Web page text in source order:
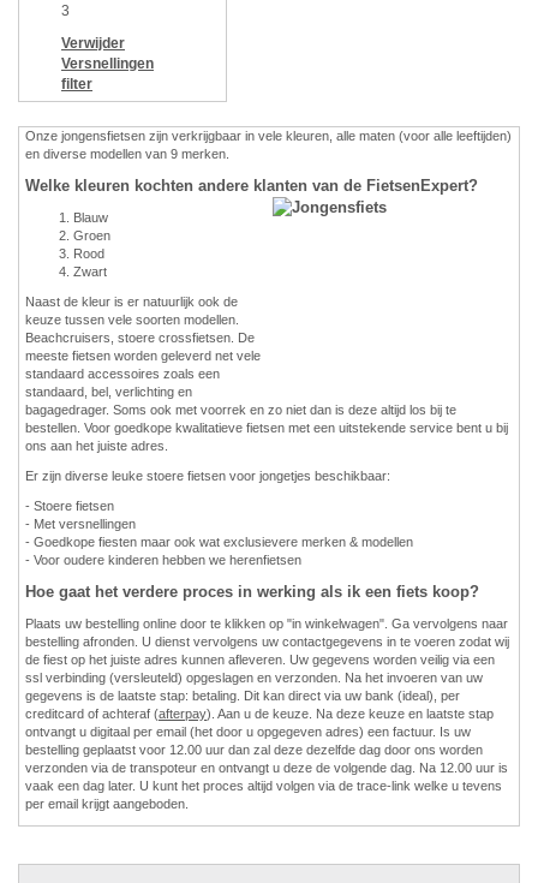
3
Verwijder
Versnellingen
filter
Onze jongensfietsen zijn verkrijgbaar in vele kleuren, alle maten (voor alle leeftijden)
en diverse modellen van 9 merken.
Welke kleuren kochten andere klanten van de FietsenExpert?
Blauw
Groen
Rood
Zwart
Naast de kleur is er natuurlijk ook de
keuze tussen vele soorten modellen.
Beachcruisers, stoere crossfietsen. De
meeste fietsen worden geleverd net vele
standaard accessoires zoals een
standaard, bel, verlichting en
bagagedrager. Soms ook met voorrek en zo niet dan is deze altijd los bij te
bestellen. Voor goedkope kwalitatieve fietsen met een uitstekende service bent u bij
ons aan het juiste adres.
Er zijn diverse leuke stoere fietsen voor jongetjes beschikbaar:
- Stoere fietsen
- Met versnellingen
- Goedkope fiesten maar ook wat exclusievere merken & modellen
- Voor oudere kinderen hebben we herenfietsen
Hoe gaat het verdere proces in werking als ik een fiets koop?
Plaats uw bestelling online door te klikken op "in winkelwagen". Ga vervolgens naar
bestelling afronden. U dienst vervolgens uw contactgegevens in te voeren zodat wij
de fiest op het juiste adres kunnen afleveren. Uw gegevens worden veilig via een
ssl verbinding (versleuteld) opgeslagen en verzonden. Na het invoeren van uw
gegevens is de laatste stap: betaling. Dit kan direct via uw bank (ideal), per
creditcard of achteraf (afterpay). Aan u de keuze. Na deze keuze en laatste stap
ontvangt u digitaal per email (het door u opgegeven adres) een factuur. Is uw
bestelling geplaatst voor 12.00 uur dan zal deze dezelfde dag door ons worden
verzonden via de transpoteur en ontvangt u deze de volgende dag. Na 12.00 uur is
vaak een dag later. U kunt het proces altijd volgen via de trace-link welke u tevens
per email krijgt aangeboden.